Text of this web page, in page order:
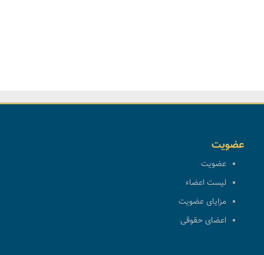
عضویت
عضویت
لیست اعضاء
مزایای عضویت
اعضای حقوقی